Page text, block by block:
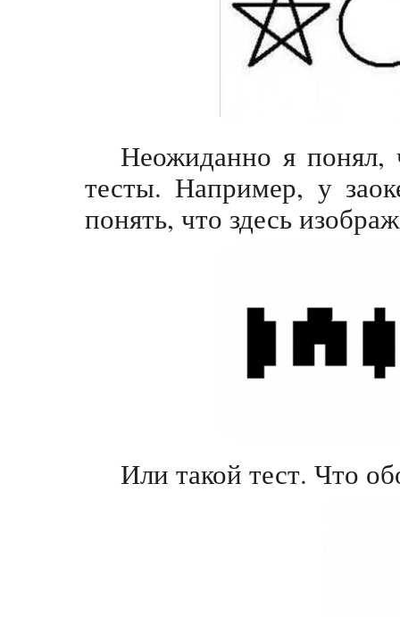
Неожиданно я понял,
тесты. Например, у
понять, что здесь
Или такой тест. Что